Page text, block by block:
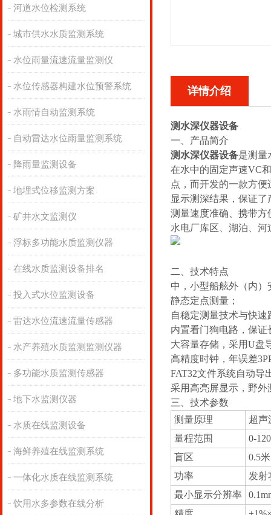
河道水位检测系统
城市供水水质监测系统
水位雨量流速流量监测仪
水位传感器构建水位预警系统
水雨情自动监测系统
自动雷达水位雨量监测系统
降雨量监测设备
地埋式位移监测方案
矿井水文监测仪
浮标多功能水质监测仪器
在线水质监测设备排名
投入式水位监测设备
雷达水位流速流量传感器
水产养殖水质监测监测仪器
多功能水质监测传感器
地下水监测仪器
水质在线监测设备
海鲜养殖在线监测系统
一体化水质在线监测系统
饮用水多参数在线分析
详情介绍
测水深仪器设备
一、产品简介
测水深仪器设备是测量
在水中的固定声速VC
点，而开发的一款方
显示测深结果，保证
测量速度准确、携带方
水电厂库区、湖泊、
二、技术特点
中，小型船舷外（内）
静态定点测量；
自稳定测量技术与快
内置看门狗电路，保
大容量存储，采用U盘
高精度时钟，年误差
FAT32文件系统自动导
采用高亮屏显示，野
三、技术参数
测量原理
超声
量程范围
0-
盲区
0.5米
功率
发射
最小显示分辨率